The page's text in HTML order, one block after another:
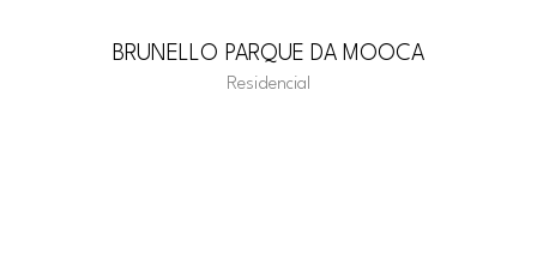
BRUNELLO PARQUE DA MOOCA
Residencial